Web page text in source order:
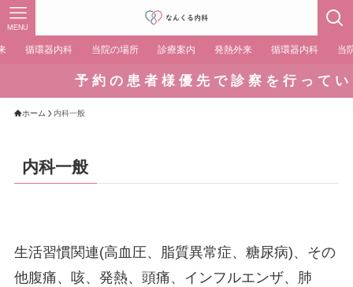
MENU
循環器内科 当院の場所 診療案内 発熱外来 循環器内科 当
予 約 の 患 者 様 優 先 で 診 察 を 行 っ て
ホーム 内科一般
内科一般
生活習慣関連(高血圧、脂質異常症、糖尿病)、その
他腹痛、咳、発熱、頭痛、インフルエンザ、肺